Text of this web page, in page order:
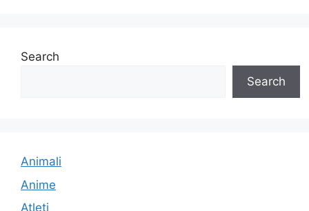
Search
Search
Animali
Anime
Atleti